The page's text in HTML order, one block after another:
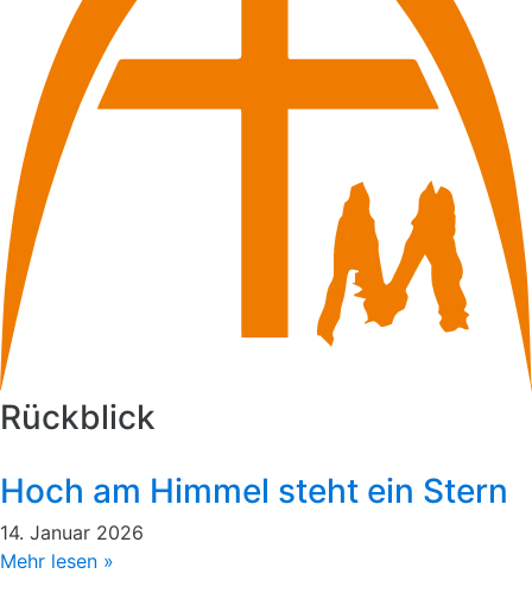
Rückblick
Hoch am Himmel steht ein Stern
14. Januar 2026
Mehr lesen »